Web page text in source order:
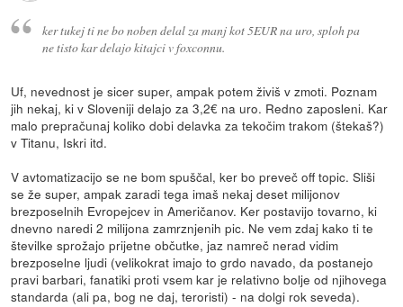
ker tukej ti ne bo noben delal za manj kot 5EUR na uro, sploh pa
ne tisto kar delajo kitajci v foxconnu.
Uf, nevednost je sicer super, ampak potem živiš v zmoti. Poznam
jih nekaj, ki v Sloveniji delajo za 3,2€ na uro. Redno zaposleni. Kar
malo prepračunaj koliko dobi delavka za tekočim trakom (štekaš?)
v Titanu, Iskri itd.
V avtomatizacijo se ne bom spuščal, ker bo preveč off topic. Sliši
se že super, ampak zaradi tega imaš nekaj deset milijonov
brezposelnih Evropejcev in Američanov. Ker postavijo tovarno, ki
dnevno naredi 2 milijona zamrznjenih pic. Ne vem zdaj kako ti te
številke sprožajo prijetne občutke, jaz namreč nerad vidim
brezposelne ljudi (velikokrat imajo to grdo navado, da postanejo
pravi barbari, fanatiki proti vsem kar je relativno bolje od njihovega
standarda (ali pa, bog ne daj, teroristi) - na dolgi rok seveda).